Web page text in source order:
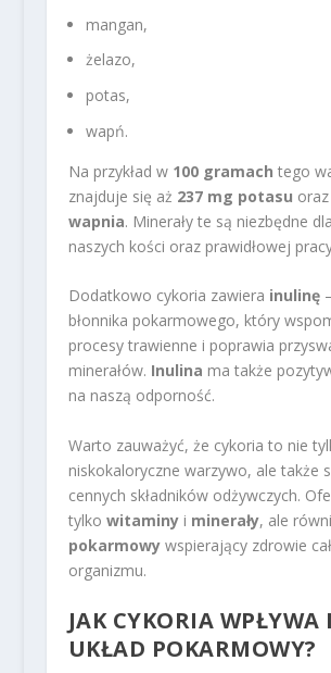
mangan,
żelazo,
potas,
wapń.
Na przykład w 100 gramach tego
znajduje się aż 237 mg potasu oraz
wapnia. Minerały te są niezbędne
naszych kości oraz prawidłowej
Dodatkowo cykoria zawiera inulinę
błonnika pokarmowego, który
procesy trawienne i poprawia
minerałów. Inulina ma także
na naszą odporność.
Warto zauważyć, że cykoria to nie
niskokaloryczne warzywo, ale także
cennych składników odżywczych.
tylko witaminyi minerały, ale
pokarmowywspierający zdrowie
organizmu.
JAK CYKORIA WPŁYWA
UKŁAD POKARMOWY?